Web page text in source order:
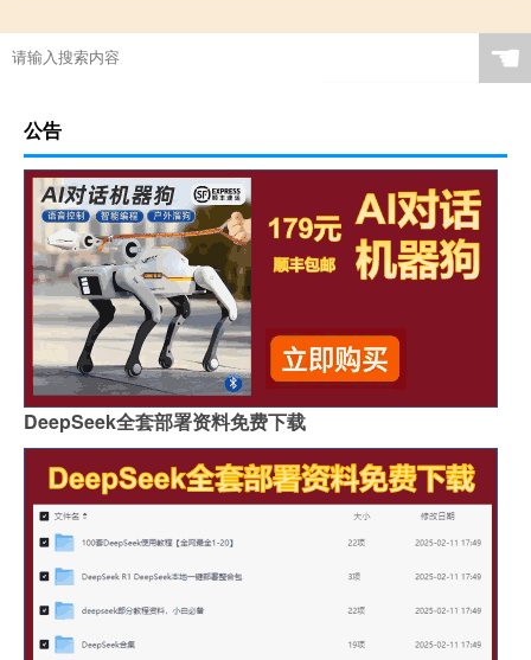
☚
公告
DeepSeek全套部署资料免费下载